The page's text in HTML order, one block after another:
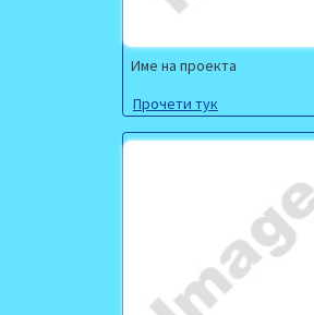
Име на проекта
Прочети тук